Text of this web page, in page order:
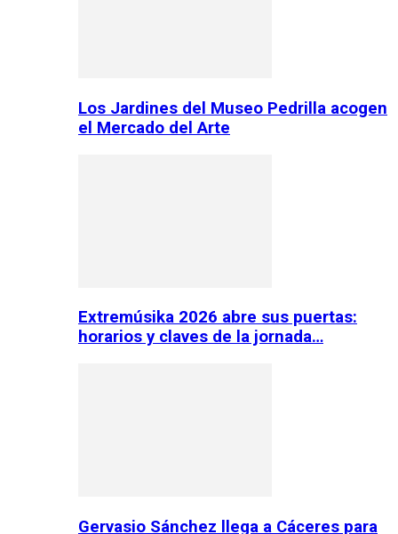
Los Jardines del Museo Pedrilla acogen
el Mercado del Arte
Extremúsika 2026 abre sus puertas:
horarios y claves de la jornada…
Gervasio Sánchez llega a Cáceres para